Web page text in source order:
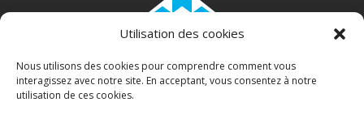
Utilisation des cookies
Nous utilisons des cookies pour comprendre comment vous
interagissez avec notre site. En acceptant, vous consentez à notre
utilisation de ces cookies.RBQ: 5772-6317-01